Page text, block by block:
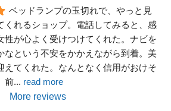
ベッドランプの玉切れで、やっと見
くれるショップ。電話してみると、感
性が心よく受けつけてくれた。ナビを
なという不安をかかえながら到着。美
えてくれた。なんとなく信用がおけそ
前... read more
More reviews